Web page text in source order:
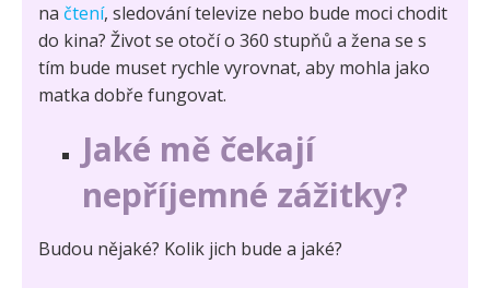
na čtení, sledování televize nebo bude moci chodit
do kina? Život se otočí o 360 stupňů a žena se s
tím bude muset rychle vyrovnat, aby mohla jako
matka dobře fungovat.
Jaké mě čekají
nepříjemné zážitky?
Budou nějaké? Kolik jich bude a jaké?